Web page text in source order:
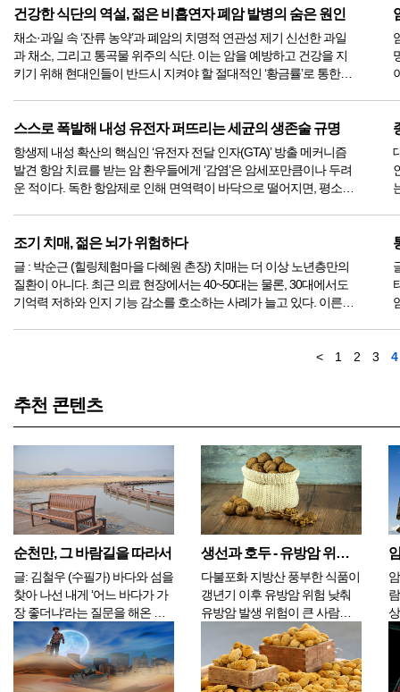
건강한 식단의 역설, 젊은 비흡연자 폐암 발병의 숨은 원인
채소·과일 속 ‘잔류 농약’과 폐암의 치명적 연관성 제기 신선한 과일
과 채소, 그리고 통곡물 위주의 식단. 이는 암을 예방하고 건강을 지
키기 위해 현대인들이 반드시 지켜야 할 절대적인 ‘황금률’로 통한다.
스스로 폭발해 내성 유전자 퍼뜨리는 세균의 생존술 규명
항생제 내성 확산의 핵심인 ‘유전자 전달 인자(GTA)’ 방출 메커니즘
발견 항암 치료를 받는 암 환우들에게 ‘감염’은 암세포만큼이나 두려
운 적이다. 독한 항암제로 인해 면역력이 바닥으로 떨어지면, 평소라
조기 치매, 젊은 뇌가 위험하다
글 : 박순근 (힐링체험마을 다혜원 촌장) 치매는 더 이상 노년층만의
질환이 아니다. 최근 의료 현장에서는 40~50대는 물론, 30대에서도
기억력 저하와 인지 기능 감소를 호소하는 사례가 늘고 있다. 이른바
< 1 2 3 4
추천 콘텐츠
순천만, 그 바람길을 따라서
글: 김철우 (수필가) 바다와 섬을
찾아 나선 내게 ‘어느 바다가 가
장 좋더냐’라는 질문을 해온 친
구가 있었다. 바다와 섬만 있으
면 되지 어느 바다가 뭐가 그리
중요하냐고 그땐 웃고 말았지
만, 만약 구석구석 돌아보고 싶
생선과 호두 - 유방암 위험을 낮춰 주나
다불포화 지방산 풍부한 식품이
갱년기 이후 유방암 위험 낮춰
유방암 발생 위험이 큰 사람들
은 먹는 음식을 바꿀 것을 생각
해보아야 한다. 중국 연구진은
북미 갱년기 학회와 공동으로
연구해서 n-3계 다불포화 지방